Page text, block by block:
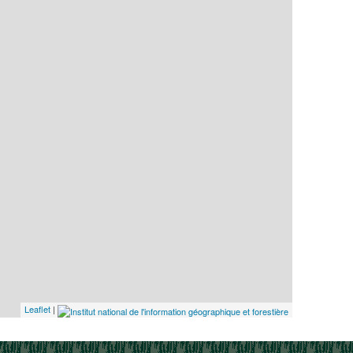
Leaflet |